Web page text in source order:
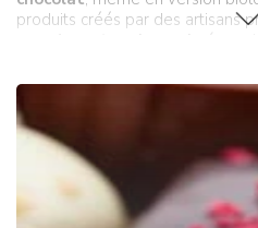
produits créés par des artisans
quotidien
.